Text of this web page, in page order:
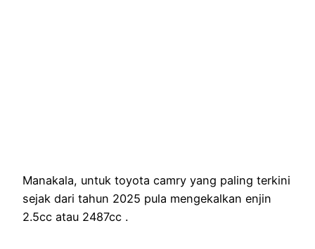
Manakala, untuk toyota camry yang paling terkini
sejak dari tahun 2025 pula mengekalkan enjin
2.5cc atau 2487cc .